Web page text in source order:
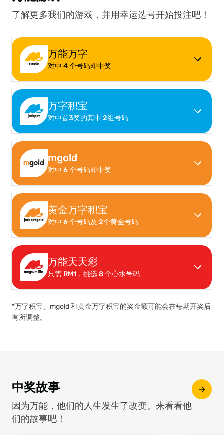
了解更多我们的游戏，并用幸运选号开始投注吧！
万能万字
对中 4 个号码即中奖
Easy wins up toRM3,500 for
every RM 1
All it takes is your lucky 4-digit numbers.
您的幸运号码
6 7 2 3
复制号码
游戏玩法
万字积宝
对中首3奖的其中 2组号码
Make your dreams come true
withRM 6,390,000.00*
Pick two 4-digit numbers and take your shot.
您的幸运号码
6 7 2
3
0
4 3 3
复制号码
游戏玩法
mgold
对中 6 个号码即中奖
Every smart move gets you
RM 750,850.00*
Pick your 6 digits and start playing.
您的幸运号码
4 5 7 2 1 1
复制号码
黄金万字积宝
对中 6 个号码及 2个黄金号码
WinRM 13,017,000.00*with one
golden ticket
Make your move with your 6-digit number and
a 2-digit Golden Number.
您的幸运号码
游戏玩法
万能天天彩
只需 RM1，挑选 8 个心水号码
持续20年
1
复制号码
*万字积宝、mgold 和黄金万字积宝的奖金额可能会在每期开奖后
有所调整。
中奖故事
因为万能，他们的人生发生了改变。来看看他
们的故事吧！